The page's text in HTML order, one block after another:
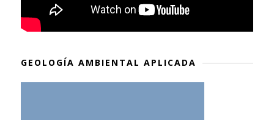
GEOLOGÍA AMBIENTAL APLICADA